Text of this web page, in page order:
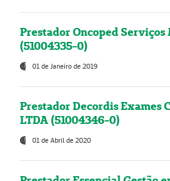
Prestador Oncoped Serviços
(51004335-0)
01 de Janeiro de 2019
Prestador Decordis Exames
LTDA (51004346-0)
01 de Abril de 2020